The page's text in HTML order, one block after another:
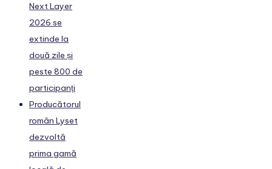
Next Layer
2026 se
extinde la
două zile și
peste 800 de
participanți
Producătorul
român Lyset
dezvoltă
prima gamă